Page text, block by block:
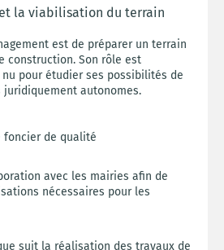
la viabilisation du terrain
est de préparer un terrain
construction. Son rôle est
nu pour étudier ses possibilités de
autonomes.
foncier de qualité
avec les mairies afin de
nécessaires pour les
suit la réalisation des travaux de